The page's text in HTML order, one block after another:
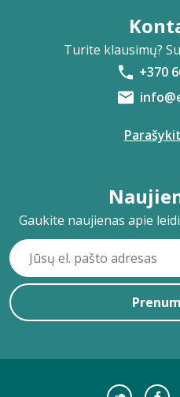
Turite klausimų?
+370
Gaukite naujienas apie